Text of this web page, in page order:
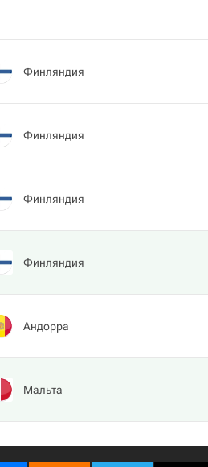
Финляндия
Финляндия
Финляндия
Финляндия
Андорра
Мальта